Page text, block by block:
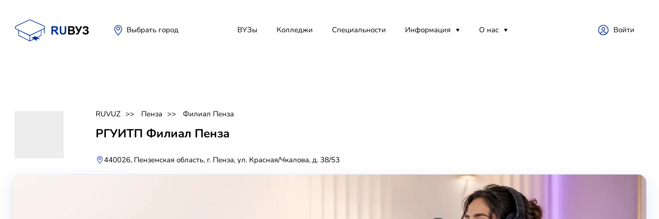
Выбрать город ВУЗы Колледжи Специальности Информация О нас Войти
RUVUZ Пенза Филиал Пенза
РГУИТП Филиал Пенза
440026, Пензенская область, г. Пенза, ул. Красная/Чкалова, д. 38/53